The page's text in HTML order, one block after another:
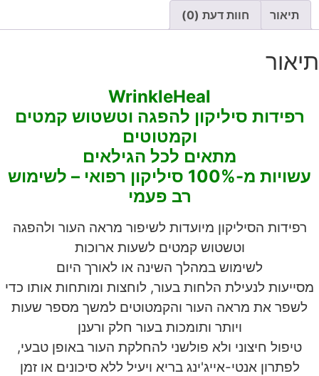
תיאור חוות דעת (0)
תיאור
WrinkleHeal
רפידות סיליקון להפגה וטשטוש קמטים
וקמטוטים
מתאים לכל הגילאים
עשויות מ-100% סיליקון רפואי – לשימוש
רב פעמי
רפידות הסיליקון מיועדות לשיפור מראה העור ולהפגה
וטשטוש קמטים לשעות ארוכות
לשימוש במהלך השינה או לאורך היום
מסייעות לנעילת הלחות בעור, לוחצות ומותחות אותו כדי
לשפר את מראה העור והקמטוטים למשך מספר שעות
ויותר ותומכות בעור חלק ורענן
טיפול חיצוני ולא פולשני להחלקת העור באופן טבעי,
לפתרון אנטי-אייג'ינג בריא ויעיל ללא סיכונים או זמן